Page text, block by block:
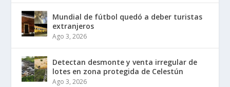
Mundial de fútbol quedó a deber turistas
extranjeros
Ago 3, 2026
Detectan desmonte y venta irregular de
lotes en zona protegida de Celestún
Ago 3, 2026